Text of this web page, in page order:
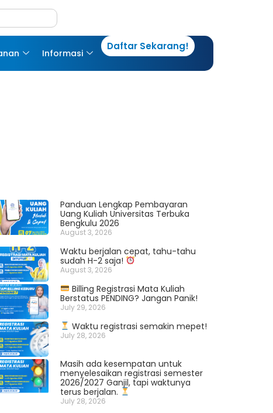
Informasi
Daftar Sekarang!
Panduan Lengkap Pembayaran
Uang Kuliah Universitas Terbuka
Bengkulu 2026
August 3, 2026
Waktu berjalan cepat, tahu-tahu
sudah H-2 saja!
August 3, 2026
Billing Registrasi Mata Kuliah
Berstatus PENDING? Jangan Panik!
July 29, 2026
Waktu registrasi semakin mepet!
July 28, 2026
Masih ada kesempatan untuk
menyelesaikan registrasi semester
2026/2027 Ganjil, tapi waktunya
terus berjalan.
July 28, 2026